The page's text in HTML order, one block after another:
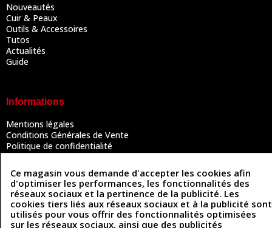
Nouveautés
Cuir & Peaux
Outils & Accessoires
Tutos
Actualités
Guide
Informations
Mentions légales
Conditions Générales de Vente
Politique de confidentialité
Politique des cookies
Contactez-nous
Coordonnées
Ce magasin vous demande d'accepter les cookies afin
d'optimiser les performances, les fonctionnalités des
réseaux sociaux et la pertinence de la publicité. Les
cookies tiers liés aux réseaux sociaux et à la publicité sont
utilisés pour vous offrir des fonctionnalités optimisées
sur les réseaux sociaux, ainsi que des publicités